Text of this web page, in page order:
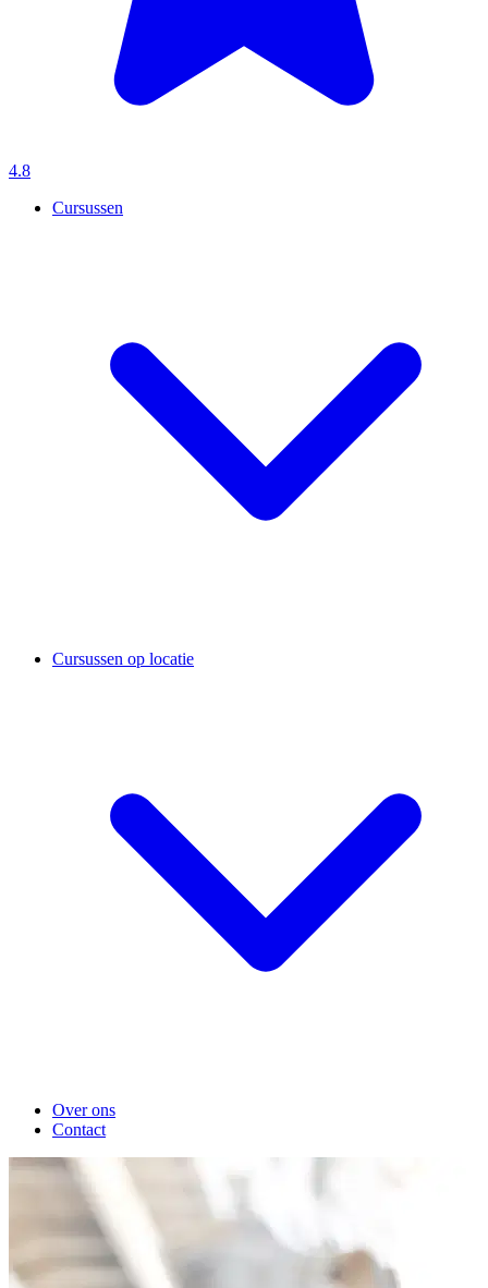
4.8
Cursussen
Cursussen op locatie
Over ons
Contact